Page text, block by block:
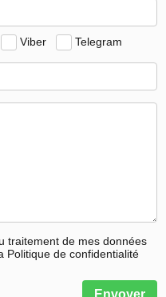
Viber Telegram
traitement de mes données
Politique de confidentialité
Envoyer